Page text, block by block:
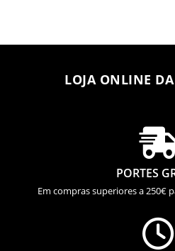
LOJA ONLINE
PORTES
Em compras superiores a 250€
